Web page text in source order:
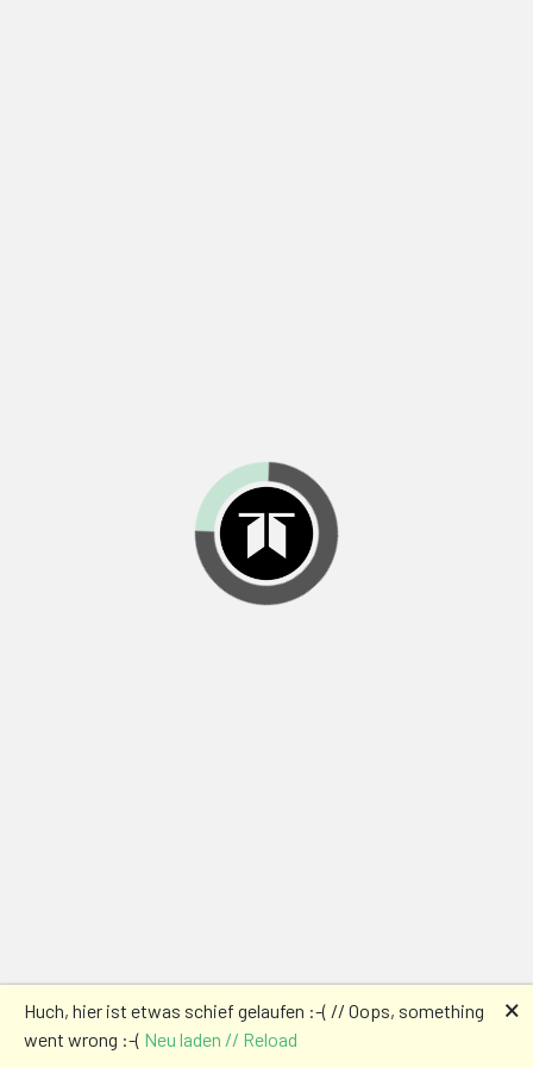
Huch, hier ist etwas schief gelaufen :-( // Oops, something
went wrong :-( Neu laden // Reload
🗙